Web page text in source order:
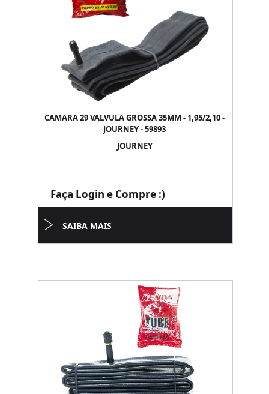
CAMARA 29 VALVULA GROSSA 35MM - 1,95/2,10 -
JOURNEY - 59893
JOURNEY
Faça Login e Compre :)
SAIBA MAIS